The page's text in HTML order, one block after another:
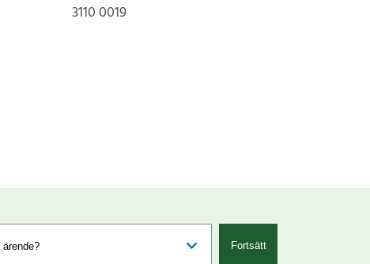
3110 0019
Fortsätt